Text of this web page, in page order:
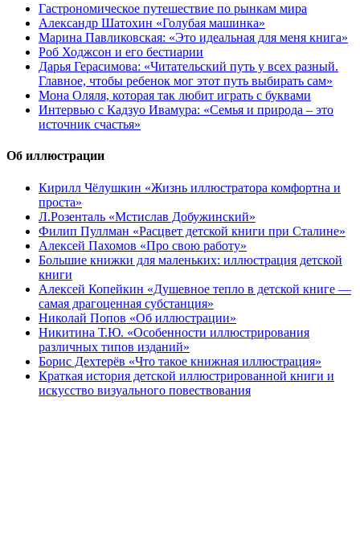
Гастрономическое путешествие по рынкам мира
Александр Шатохин «Голубая машинка»
Марина Павликовская: «Это идеальная для меня книга»
Роб Ходжсон и его бестиарии
Дарья Герасимова: «Читательский путь у всех разный.
Главное, чтобы ребенок мог этот путь выбирать сам»
Мона Оляля, которая так любит играть с буквами
Интервью с Кадзуо Ивамура: «Семья и природа – это
источник счастья»
Об иллюстрации
Кирилл Чёлушкин «Жизнь иллюстратора комфортна и
проста»
Л.Розенталь «Мстислав Добужинский»
Филип Пуллман «Расцвет детской книги при Сталине»
Алексей Пахомов «Про свою работу»
Большие книжки для маленьких: иллюстрация детской
книги
Алексей Копейкин «Душевное тепло в детской книге —
самая драгоценная субстанция»
Николай Попов «Об иллюстрации»
Никитина Т.Ю. «Особенности иллюстрирования
различных типов изданий»
Борис Дехтерёв «Что такое книжная иллюстрация»
Краткая история детской иллюстрированной книги и
искусство визуального повествования